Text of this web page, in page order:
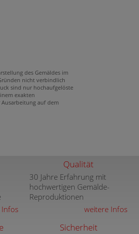
des Gemäldes im
nicht verbindlich
sind nur hochaufgelöste
exakten
auf dem
Qualität
30 Jahre Erfahrung mit
hochwertigen Gemälde-
Reproduktionen
weitere Infos
Sicherheit